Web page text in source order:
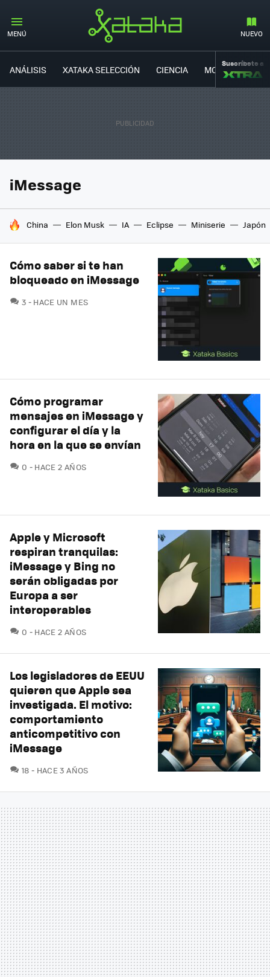
MENÚ NUEVO
ANÁLISIS XATAKA SELECCIÓN CIENCIA MOVILIDAD
Suscríbete a
iMessage
HOY SE HABLA DE
China Elon Musk IA Eclipse Miniserie Japón
Cómo saber si te han
bloqueado en iMessage
3 COMENTARIOS
HACE UN MES
Cómo programar
mensajes en iMessage y
configurar el día y la
hora en la que se envían
0 COMENTARIOS
HACE 2 AÑOS
Apple y Microsoft
respiran tranquilas:
iMessage y Bing no
serán obligadas por
Europa a ser
interoperables
0 COMENTARIOS
HACE 2 AÑOS
Los legisladores de EEUU
quieren que Apple sea
investigada. El motivo:
comportamiento
anticompetitivo con
iMessage
18 COMENTARIOS
HACE 3 AÑOS